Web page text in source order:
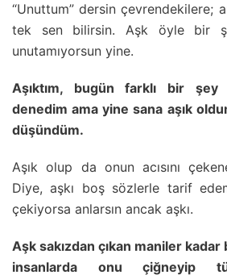
“Unuttum” dersin çevrendekilere;
tek sen bilirsin. Aşk öyle bir
unutamıyorsun yine.
Aşıktım, bugün farklı bir şey
denedim ama yine sana aşık
düşündüm.
Aşık olup da onun acısını
Diye, aşkı boş sözlerle tarif
çekiyorsa anlarsın ancak aşkı.
Aşk sakızdan çıkan maniler
insanlarda onu çiğneyip